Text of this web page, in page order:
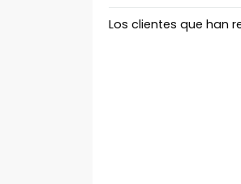
Los clientes que han